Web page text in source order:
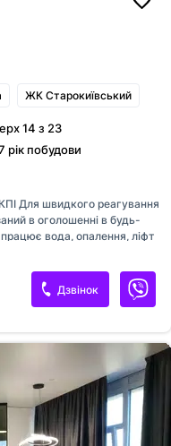
ЖК Старокиївський
14 з 23
рік побудови
Для швидкого реагування
в оголошенні в будь-
вода, опалення, ліфт
Комісійні послуги 50% від
Дзвінок